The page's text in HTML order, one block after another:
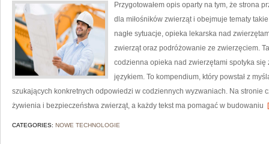
Przygotowałem opis oparty na tym, że strona
dla miłośników zwierząt i obejmuje tematy
nagłe sytuacje, opieka lekarska nad
zwierząt oraz podróżowanie ze zwierzęciem.
codzienna opieka nad zwierzętami spotyka się
językiem. To kompendium, który powstał z
szukających konkretnych odpowiedzi w codziennych wyzwaniach. Na stronie
żywienia i bezpieczeństwa zwierząt, a każdy tekst ma pomagać w budowaniu
CATEGORIES: NOWE TECHNOLOGIE